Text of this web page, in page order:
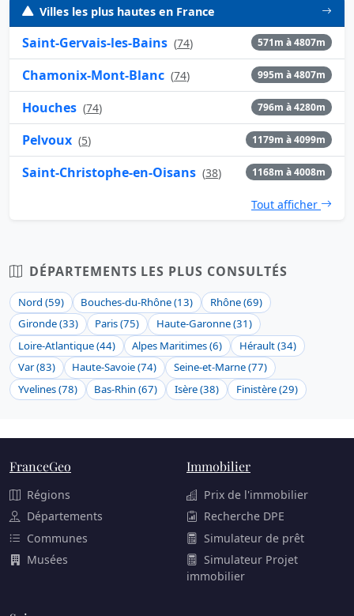
Villes les plus hautes en France
Saint-Gervais-les-Bains (74) 571m à 4807m
Chamonix-Mont-Blanc (74) 995m à 4807m
Houches (74) 796m à 4280m
Pelvoux (5) 1179m à 4099m
Saint-Christophe-en-Oisans (38) 1168m à 4008m
Tout afficher
DÉPARTEMENTS LES PLUS CONSULTÉS
Nord (59) Bouches-du-Rhône (13)
Rhône (69)
Gironde (33)
Paris (75)
Haute-Garonne (31)
Loire-Atlantique (44)
Alpes Maritimes (6)
Hérault (34)
Var (83)
Haute-Savoie (74)
Seine-et-Marne (77)
Yvelines (78)
Bas-Rhin (67) Isère (38) Finistère (29)
FranceGeo
Régions
Départements
Communes
Musées
Immobilier
Prix de l'immobilier
Recherche DPE
Simulateur de prêt
Simulateur Projet
immobilier